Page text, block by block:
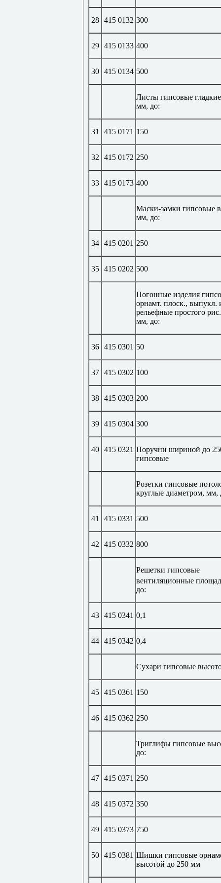
28 415 0132 300
29 415 0133 400
30 415 0134 500
Листы гипсовые
мм, до:
31 415 0171 150
32 415 0172 250
33 415 0173 400
Маски-замки гипсовые
мм, до:
34 415 0201 250
35 415 0202 500
Погонные изделия
орнамт. плоск., выпукл.
рельефные простого
мм, до:
36 415 0301 50
37 415 0302 100
38 415 0303 200
39 415 0304 300
40 415 0321 Поручни шириной до
гипсовые
Розетки гипсовые
круглые диаметром, мм,
41 415 0331 500
42 415 0332 800
Решетки гипсовые
вентиляционные
до:
43 415 0341 0,1
44 415 0342 0,4
Сухари гипсовые
45 415 0361 150
46 415 0362 250
Триглифы гипсовые
до:
47 415 0371 250
48 415 0372 350
49 415 0373 750
50 415 0381 Шишки гипсовые
высотой до 250 мм